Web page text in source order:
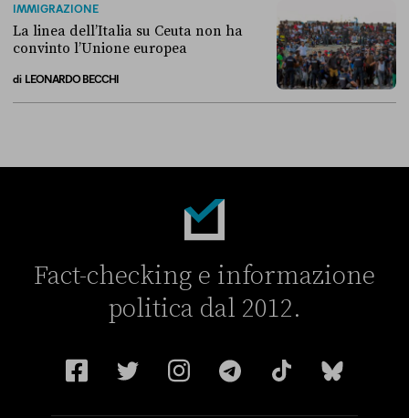
IMMIGRAZIONE
La linea dell’Italia su Ceuta non ha
convinto l’Unione europea
di LEONARDO BECCHI
Fact-checking e informazione
politica dal 2012.